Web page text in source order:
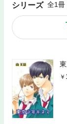
シリーズ 全1冊